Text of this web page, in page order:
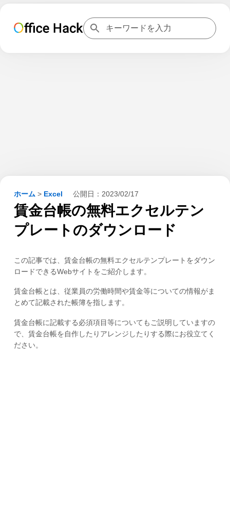
ホーム > Excel 公開日： 2023/02/17
賃金台帳の無料エクセルテン
プレートのダウンロード
この記事では、賃金台帳の無料エクセルテンプレートをダウン
ロードできるWebサイトをご紹介します。
賃金台帳とは、従業員の労働時間や賃金等についての情報がま
とめて記載された帳簿を指します。
賃金台帳に記載する必須項目等についてもご説明していますの
で、賃金台帳を自作したりアレンジしたりする際にお役立てく
ださい。